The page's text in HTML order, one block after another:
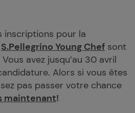
inscriptions pour la
S.Pellegrino Young Chef sont
avez jusqu’au 30 avril
Alors si vous êtes
pas passer votre chance
maintenant!